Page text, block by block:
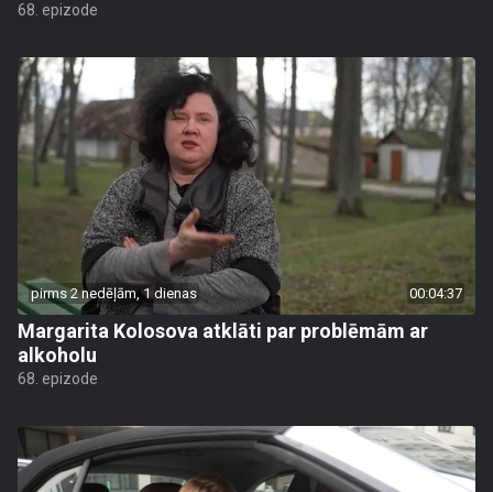
68. epizode
pirms 2 nedēļām, 1 dienas 00:04:37
Margarita Kolosova atklāti par problēmām ar
alkoholu
68. epizode